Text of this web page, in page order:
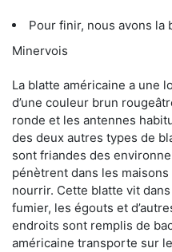
Pour finir, nous avons la
Minervois
La blatte américaine a une
d’une couleur brun
ronde et les antennes
des deux autres types de
sont friandes des
pénètrent dans les
nourrir. Cette blatte vit
fumier, les égouts et
endroits sont remplis de
américaine transporte sur